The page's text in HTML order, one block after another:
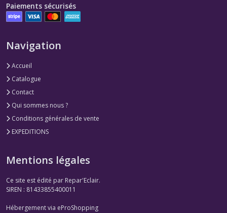
Paiements sécurisés
Navigation
Accueil
Catalogue
Contact
Qui sommes nous ?
Conditions générales de vente
EXPEDITIONS
Mentions légales
Ce site est édité par Repar'Eclair.
SIREN : 81433855400011
Hébergement via eProShopping